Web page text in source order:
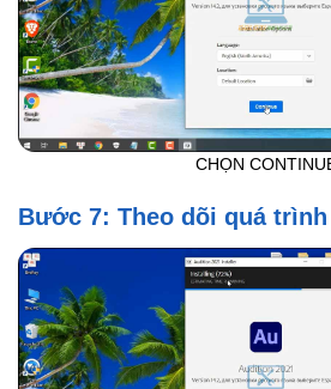
CHỌN
Bước 7: Theo dõi quá